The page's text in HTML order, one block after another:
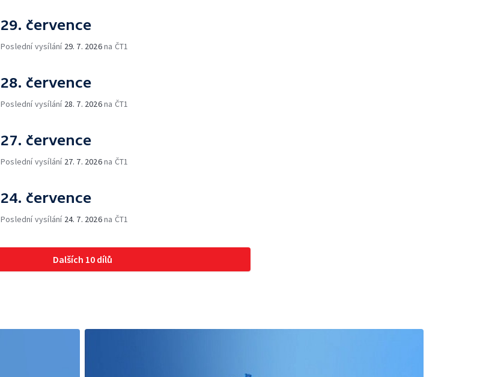
29. července
Poslední vysílání 29. 7. 2026na ČT1
28. července
Poslední vysílání 28. 7. 2026na ČT1
27. července
Poslední vysílání 27. 7. 2026na ČT1
24. července
Poslední vysílání 24. 7. 2026na ČT1
Dalších 10 dílů